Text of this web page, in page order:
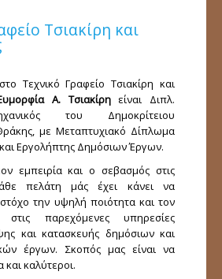
Τσιακίρη και
Τεχνικό Γραφείο Τσιακίρη και
Α. Τσιακίρηείναι Διπλ.
του Δημοκρίτειου
με Μεταπτυχιακό Δίπλωμα
και Εργολήπτης Δημόσιων Έργων.
εμπειρία και ο σεβασμός στις
πελάτη μάς έχει κάνει να
την υψηλή ποιότητα και τον
στις παρεχόμενες υπηρεσίες
και κατασκευής δημόσιων και
έργων. Σκοπός μας είναι να
και καλύτεροι.